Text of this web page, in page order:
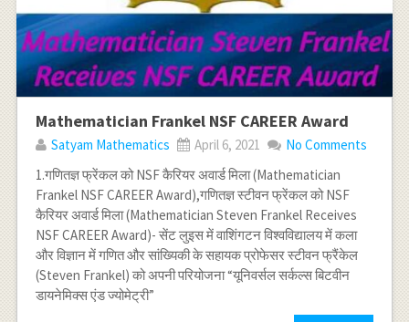
Mathematician Frankel NSF CAREER Award
Satyam Mathematics April 6, 2021
No Comments
1.गणितज्ञ फ्रेंकल को NSF कैरियर अवार्ड मिला (Mathematician
Frankel NSF CAREER Award),गणितज्ञ स्टीवन फ्रेंकल को NSF
कैरियर अवार्ड मिला (Mathematician Steven Frankel Receives
NSF CAREER Award)- सेंट लुइस में वाशिंगटन विश्वविद्यालय में कला
और विज्ञान में गणित और सांख्यिकी के सहायक प्रोफेसर स्टीवन फ्रैंकेल
(Steven Frankel) को अपनी परियोजना “यूनिवर्सल सर्कल्स बिटवीन
डायनेमिक्स एंड ज्योमेट्री”